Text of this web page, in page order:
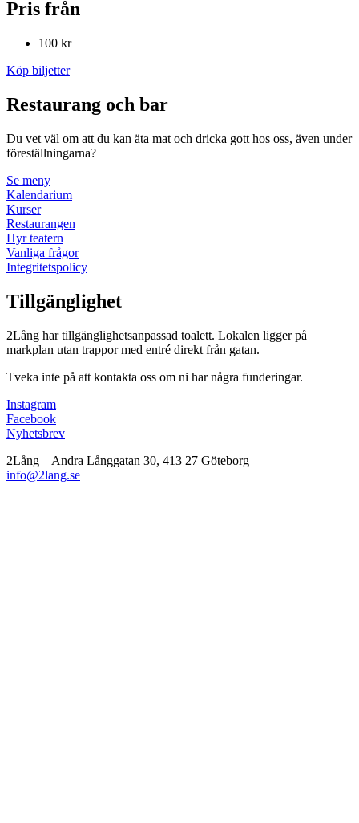
Pris från
100 kr
Köp biljetter
Restaurang och bar
Du vet väl om att du kan äta mat och dricka gott hos oss, även under
föreställningarna?
Se meny
Kalendarium
Kurser
Restaurangen
Hyr teatern
Vanliga frågor
Integritetspolicy
Tillgänglighet
2Lång har tillgänglighetsanpassad toalett. Lokalen ligger på
markplan utan trappor med entré direkt från gatan.
Tveka inte på att kontakta oss om ni har några funderingar.
Instagram
Facebook
Nyhetsbrev
2Lång – Andra Långgatan 30, 413 27 Göteborg
info@2lang.se